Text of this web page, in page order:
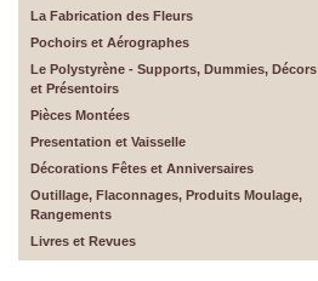
La Fabrication des Fleurs
Pochoirs et Aérographes
Le Polystyrène - Supports, Dummies, Décors
et Présentoirs
Pièces Montées
Presentation et Vaisselle
Décorations Fêtes et Anniversaires
Outillage, Flaconnages, Produits Moulage,
Rangements
Livres et Revues